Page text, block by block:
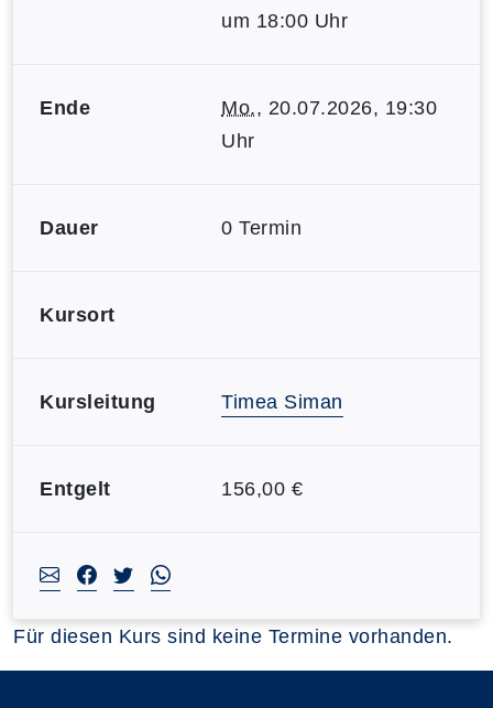
um 18:00 Uhr
Ende Mo., 20.07.2026, 19:30
Uhr
Dauer 0 Termin
Kursort
Kursleitung Timea Siman
Entgelt 156,00 €
Für diesen Kurs sind keine Termine vorhanden.